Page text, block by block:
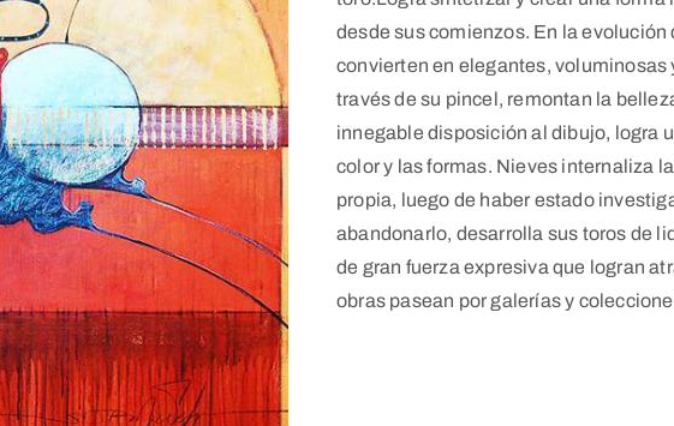
desde sus comienzos. En la
convierten en elegantes,
través de su pincel, remontan la
innegable disposición al dibujo, logra
color y las formas. Nieves internaliza
propia, luego de haber estado
abandonarlo, desarrolla sus toros de
de gran fuerza expresiva que logran
obras pasean por galerías y